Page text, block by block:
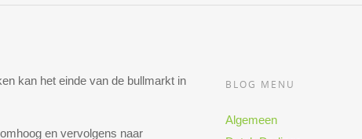
kan het einde van de bullmarkt in
en vervolgens naar
BLOG MENU
Algemeen